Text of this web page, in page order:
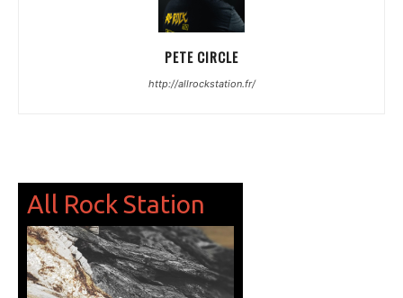
PETE CIRCLE
http://allrockstation.fr/